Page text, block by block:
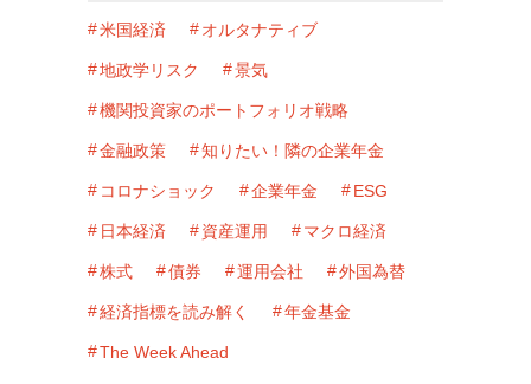
米国経済 オルタナティブ
地政学リスク 景気
機関投資家のポートフォリオ戦略
金融政策 知りたい！隣の企業年金
コロナショック 企業年金 ESG
日本経済 資産運用 マクロ経済
株式 債券 運用会社 外国為替
経済指標を読み解く 年金基金
The Week Ahead